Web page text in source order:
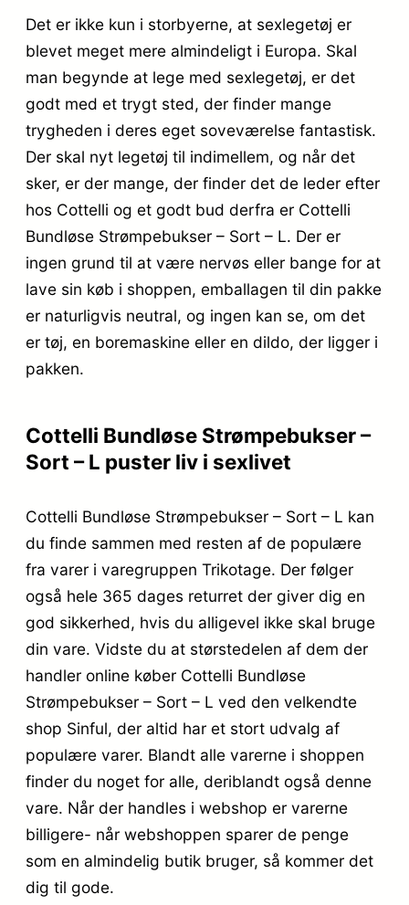
Det er ikke kun i storbyerne, at sexlegetøj er
blevet meget mere almindeligt i Europa. Skal
man begynde at lege med sexlegetøj, er det
godt med et trygt sted, der finder mange
trygheden i deres eget soveværelse fantastisk.
Der skal nyt legetøj til indimellem, og når det
sker, er der mange, der finder det de leder efter
hos Cottelli og et godt bud derfra er Cottelli
Bundløse Strømpebukser – Sort – L. Der er
ingen grund til at være nervøs eller bange for at
lave sin køb i shoppen, emballagen til din pakke
er naturligvis neutral, og ingen kan se, om det
er tøj, en boremaskine eller en dildo, der ligger i
pakken.
Cottelli Bundløse Strømpebukser –
Sort – L puster liv i sexlivet
Cottelli Bundløse Strømpebukser – Sort – L kan
du finde sammen med resten af de populære
fra varer i varegruppen Trikotage. Der følger
også hele 365 dages returret der giver dig en
god sikkerhed, hvis du alligevel ikke skal bruge
din vare. Vidste du at størstedelen af dem der
handler online køber Cottelli Bundløse
Strømpebukser – Sort – L ved den velkendte
shop Sinful, der altid har et stort udvalg af
populære varer. Blandt alle varerne i shoppen
finder du noget for alle, deriblandt også denne
vare. Når der handles i webshop er varerne
billigere- når webshoppen sparer de penge
som en almindelig butik bruger, så kommer det
dig til gode.